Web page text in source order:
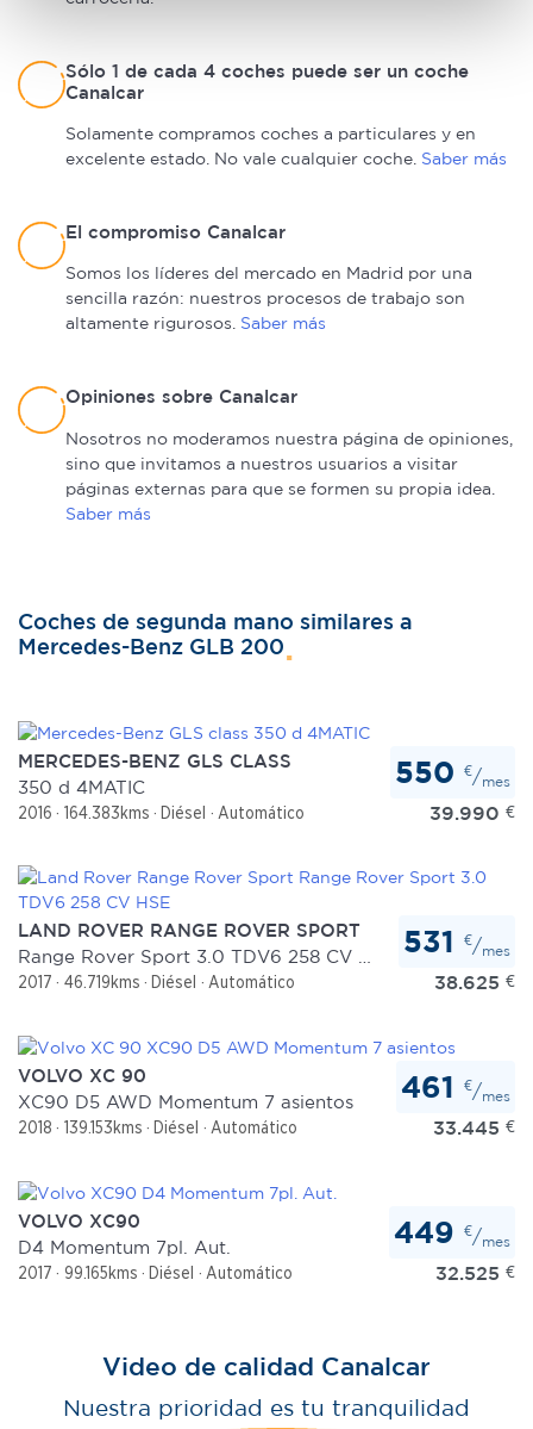
datos personales y establezca sus preferencias en la
sección de datos
de cookies.
el contenido y los anuncios, ofrecer funciones de redes
sociales y analizar el tráfico. Además, compartimos
información sobre el uso que haga del sitio web con
nuestros partners de redes sociales, publicidad y análisis
partir del uso que haya hecho de sus servicios.
Sólo 1 de cada 4 coches puede ser un coche
Canalcar
Solamente compramos coches a particulares y en
excelente estado. No vale cualquier coche. Saber más
El compromiso Canalcar
Somos los líderes del mercado en Madrid por una
sencilla razón: nuestros procesos de trabajo son
altamente rigurosos. Saber más
Opiniones sobre Canalcar
Nosotros no moderamos nuestra página de opiniones,
sino que invitamos a nuestros usuarios a visitar
páginas externas para que se formen su propia idea.
Saber más
Coches de segunda mano similares a
Mercedes-Benz GLB 200
MERCEDES-BENZ GLS CLASS
350 d 4MATIC
2016 164.383kms Diésel Automático 39.990 €
550 €/mes
LAND ROVER RANGE ROVER SPORT
2017 46.719kms Diésel Automático 38.625 €
531 €/mes
VOLVO XC 90
XC90 D5 AWD Momentum 7 asientos
2018 139.153kms Diésel Automático 33.445 €
461 €/mes
VOLVO XC90
D4 Momentum 7pl. Aut.
2017 99.165kms Diésel Automático 32.525 €
449 €/mes
Video de calidad Canalcar
Nuestra prioridad es tu tranquilidad